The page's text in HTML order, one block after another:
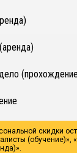
скидки
(обучение)»,